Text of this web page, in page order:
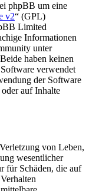
phpBB um eine
v2“ (GPL)
Limited
Informationen
unter
haben keinen
verwendet
der Software
auf Inhalte
von Leben,
wesentlicher
für Schäden, die auf